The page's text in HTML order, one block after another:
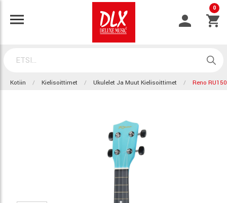
0
Kotiin Kielisoittimet Ukulelet Ja Muut Kielisoittimet Reno